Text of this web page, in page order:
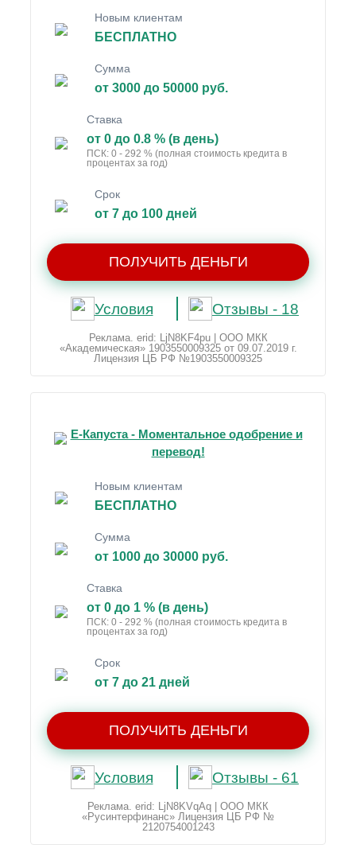
Новым клиентам
БЕСПЛАТНО
Сумма
от 3000 до 50000 руб.
Ставка
от 0 до 0.8 % (в день)
ПСК: 0 - 292 % (полная стоимость кредита в
процентах за год)
Срок
от 7 до 100 дней
ПОЛУЧИТЬ ДЕНЬГИ
Условия Отзывы - 18
Реклама. erid: LjN8KF4pu | ООО МКК
«Академическая» 1903550009325 от 09.07.2019 г.
Лицензия ЦБ РФ №1903550009325
Е-Капуста - Моментальное одобрение и
перевод!
Новым клиентам
БЕСПЛАТНО
Сумма
от 1000 до 30000 руб.
Ставка
от 0 до 1 % (в день)
ПСК: 0 - 292 % (полная стоимость кредита в
процентах за год)
Срок
от 7 до 21 дней
ПОЛУЧИТЬ ДЕНЬГИ
Условия Отзывы - 61
Реклама. erid: LjN8KVqAq | ООО МКК
«Русинтерфинанс» Лицензия ЦБ РФ №
2120754001243